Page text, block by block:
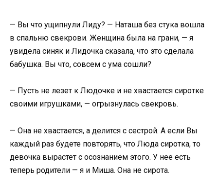
— Вы что ущипнули Лиду? — Наташа без стука вошла
в спальню свекрови. Женщина была на грани, — я
увидела синяк и Лидочка сказала, что это сделала
бабушка. Вы что, совсем с ума сошли?
— Пусть не лезет к Людочке и не хвастается сиротке
своими игрушками, — огрызнулась свекровь.
— Она не хвастается, а делится с сестрой. А если Вы
каждый раз будете повторять, что Люда сиротка, то
девочка вырастет с осознанием этого. У нее есть
теперь родители — я и Миша. Она не сирота.